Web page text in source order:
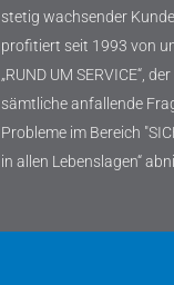
stetig wachsender
profitiert seit 1993 von
„RUND UM SERVICE“,
sämtliche anfallende
Probleme im Bereich
in allen Lebenslagen“